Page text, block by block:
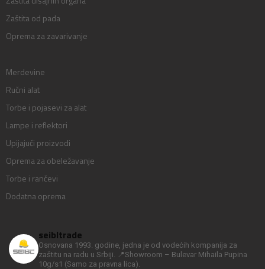
Zaštita od pada
Oprema za zavarivanje
Merdevine
Ručni alat
Torbe i pojasevi za alat
Lampe i reflektori
Upijajući proizvodi
Oprema za obeležavanje
Torbe i rančevi
Dodatna oprema
seibltrade
Osnovana 1993. godine, jedna je od vodećih kompanija za
zaštitu na radu u Srbiji.
📍Showroom – Bulevar Mihaila Pupina
10g/s1 (Samo za pravna lica).